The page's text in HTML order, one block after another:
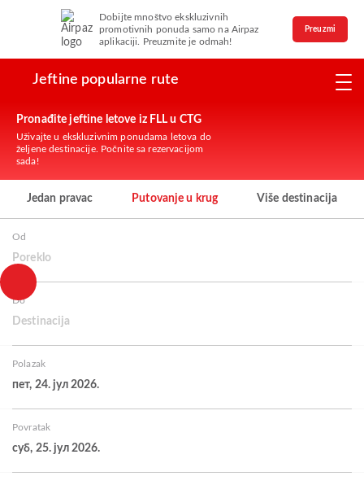
Dobijte mnoštvo ekskluzivnih
promotivnih ponuda samo na Airpaz
aplikaciji. Preuzmite je odmah!
Preuzmi
Jeftine popularne rute
Pronađite jeftine letove iz FLL u CTG
Uživajte u ekskluzivnim ponudama letova do
željene destinacije. Počnite sa rezervacijom
sada!
Jedan pravac Putovanje u krug Više destinacija
Od
Poreklo
Do
Destinacija
Polazak
пет, 24. јул 2026.
Povratak
суб, 25. јул 2026.